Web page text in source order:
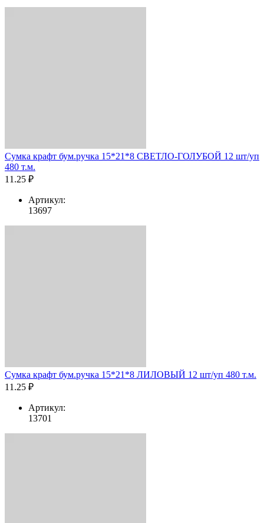
Сумка крафт бум.ручка 15*21*8 СВЕТЛО-ГОЛУБОЙ 12 шт/уп
480 т.м.
11.25 ₽
Артикул:
13697
Сумка крафт бум.ручка 15*21*8 ЛИЛОВЫЙ 12 шт/уп 480 т.м.
11.25 ₽
Артикул:
13701